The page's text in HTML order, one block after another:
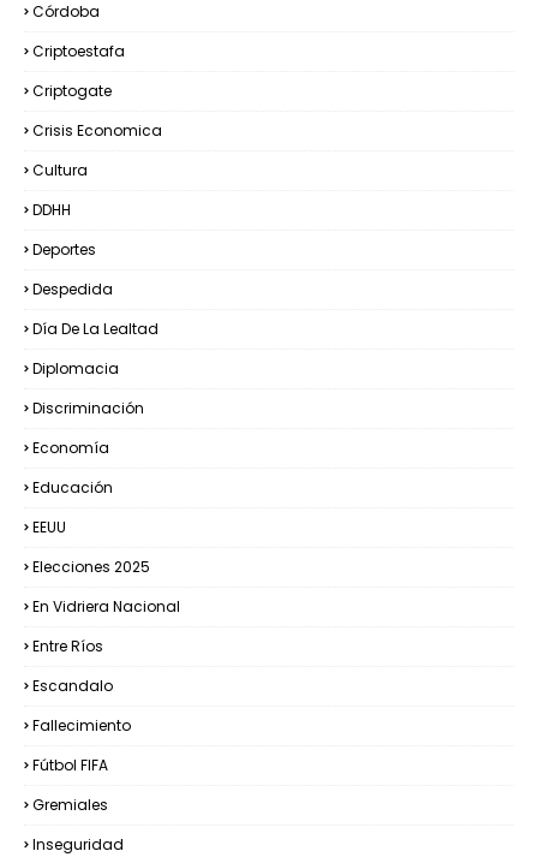
Córdoba
Criptoestafa
Criptogate
Crisis Economica
Cultura
DDHH
Deportes
Despedida
Día De La Lealtad
Diplomacia
Discriminación
Economía
Educación
EEUU
Elecciones 2025
En Vidriera Nacional
Entre Ríos
Escandalo
Fallecimiento
Fútbol FIFA
Gremiales
Inseguridad